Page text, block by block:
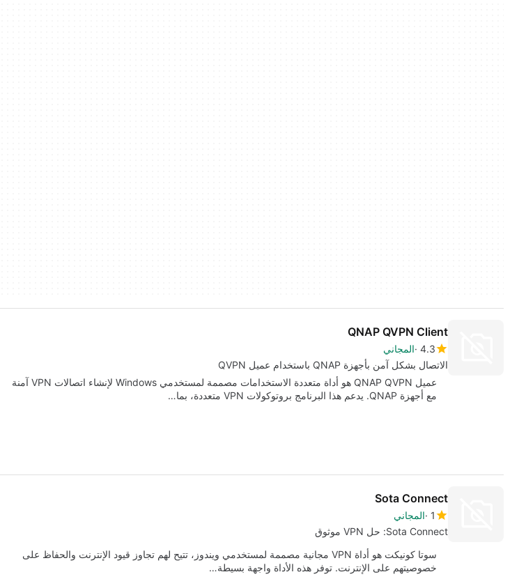
QNAP QVPN Client
4.3 المجاني
الاتصال بشكل آمن بأجهزة QNAP باستخدام عميل QVPN
عميل QNAP QVPN هو أداة متعددة الاستخدامات مصممة لمستخدمي Windows لإنشاء اتصالات VPN آمنة
مع أجهزة QNAP. يدعم هذا البرنامج بروتوكولات VPN متعددة، بما…
Sota Connect
1 المجاني
Sota Connect: حل VPN موثوق
سوتا كونيكت هو أداة VPN مجانية مصممة لمستخدمي ويندوز، تتيح لهم تجاوز قيود الإنترنت والحفاظ على
خصوصيتهم على الإنترنت. توفر هذه الأداة واجهة بسيطة…